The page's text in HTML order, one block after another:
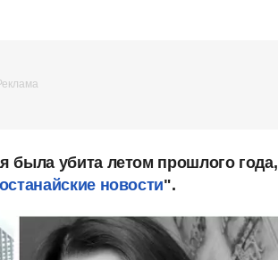
была убита летом прошлого года,
новости".